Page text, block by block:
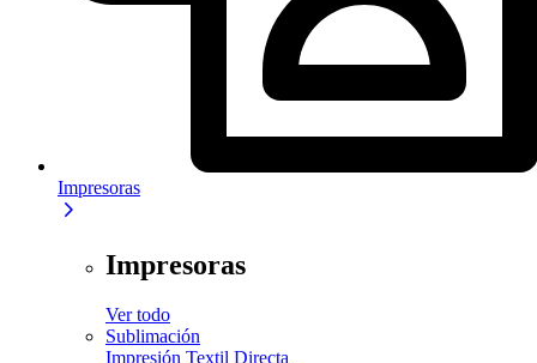
Impresoras
Impresoras
Ver todo
Sublimación
Impresión Textil Directa